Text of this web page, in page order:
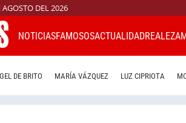
AGOSTO DEL 2026
NOTICIASFAMOSOSACTUALIDADREALEZA
DE BRITO MARÍA VÁZQUEZ LUZ CIPRIOTA